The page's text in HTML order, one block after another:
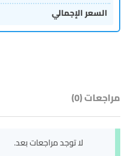
السعر الإجمالي
مراجعات (0)
لا توجد مراجعات بعد.